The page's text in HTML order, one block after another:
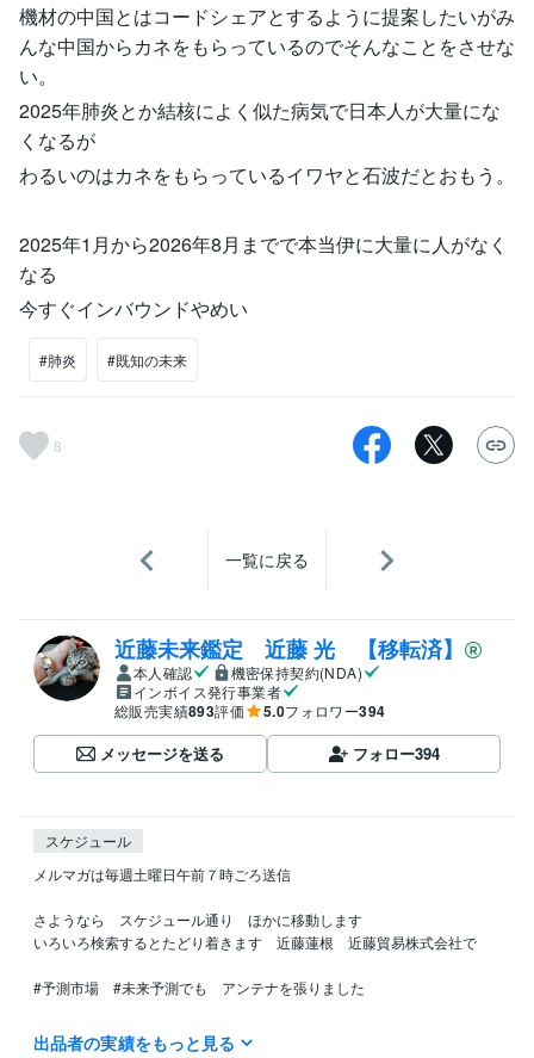
機材の中国とはコードシェアとするように提案したいがみ
んな中国からカネをもらっているのでそんなことをさせな
い。
2025年肺炎とか結核によく似た病気で日本人が大量にな
くなるが
わるいのはカネをもらっているイワヤと石波だとおもう。
2025年1月から2026年8月までで本当伊に大量に人がなく
なる
今すぐインバウンドやめい
#肺炎 #既知の未来
8
一覧に戻る
近藤未来鑑定 近藤 光 【移転済】
本人確認
機密保持契約(NDA)
インボイス発行事業者
総販売実績893評価 5.0フォロワー394
メッセージを送る フォロー394
スケジュール
メルマガは毎週土曜日午前７時ごろ送信
さようなら　スケジュール通り　ほかに移動します
いろいろ検索するとたどり着きます　近藤蓮根　近藤貿易株式会社で
#予測市場　#未来予測でも　アンテナを張りました
今後デリバティブのための予測に軸足を動かします
出品者の実績をもっと見る